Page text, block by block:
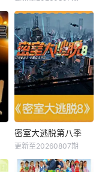
密室大逃脱第八季
更新至20260807期